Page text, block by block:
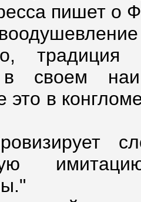
пишет о
в своем
это в